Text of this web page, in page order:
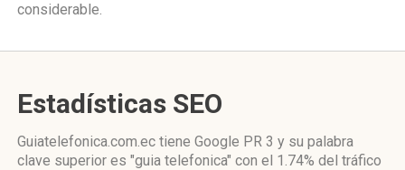
considerable.
Estadísticas SEO
Guiatelefonica.com.ec tiene Google PR 3 y su palabra
clave superior es "guia telefonica" con el 1.74% del tráfico